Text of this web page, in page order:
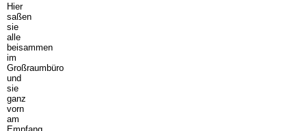
Hier
saßen
sie
alle
beisammen
im
Großraumbüro
und
sie
ganz
vorn
am